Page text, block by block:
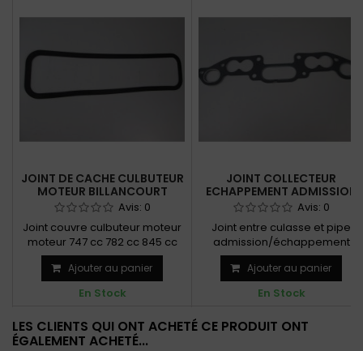
JOINT DE CACHE CULBUTEUR
MOTEUR BILLANCOURT
Avis: 0
Joint couvre culbuteur moteur
moteur 747 cc 782 cc 845 cc
Ajouter au panier
En Stock
JOINT COLLECTEUR
ECHAPPEMENT ADMISSION
Avis: 0
Joint entre culasse et pipe
admission/échappement
Moteur 956 CC et 1108 CC
Ajouter au panier
En Stock
LES CLIENTS QUI ONT ACHETÉ CE PRODUIT ONT
ÉGALEMENT ACHETÉ...